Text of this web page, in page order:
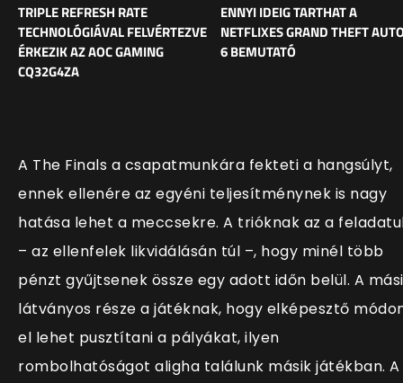
TRIPLE REFRESH RATE
TECHNOLÓGIÁVAL FELVÉRTEZVE
ÉRKEZIK AZ AOC GAMING
CQ32G4ZA
ENNYI IDEIG TARTHAT A
NETFLIXES GRAND THEFT
6 BEMUTATÓ
A The Finals a csapatmunkára fekteti a hangsúlyt,
ennek ellenére az egyéni teljesítménynek is nagy
hatása lehet a meccsekre. A trióknak az a
– az ellenfelek likvidálásán túl –, hogy minél több
pénzt gyűjtsenek össze egy adott időn belül. A
látványos része a játéknak, hogy elképesztő
el lehet pusztítani a pályákat, ilyen
rombolhatóságot aligha találunk másik játékban. A